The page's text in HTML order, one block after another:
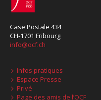
Case Postale 434
CH-1701 Fribourg
info@ocf.ch
Infos pratiques
Espace Presse
Privé
Page des amis de l’OCF